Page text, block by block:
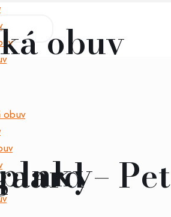
obuv
obuv
–